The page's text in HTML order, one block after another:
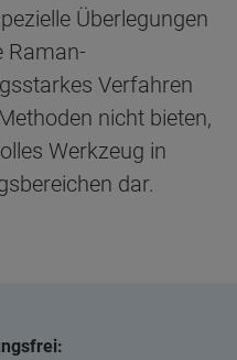
Überlegungen
Raman-
Verfahren
nicht bieten,
Werkzeug in
dar.